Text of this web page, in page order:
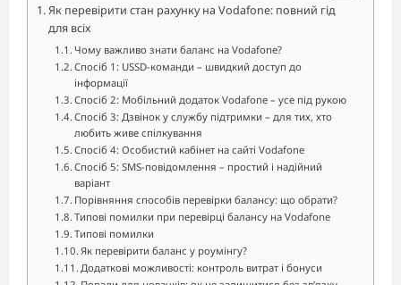
Як перевірити стан рахунку на Vodafone: повний гід
для всіх
Чому важливо знати баланс на Vodafone?
Спосіб 1: USSD-команди – швидкий доступ до
інформації
Спосіб 2: Мобільний додаток Vodafone – усе під рукою
Спосіб 3: Дзвінок у службу підтримки – для тих, хто
любить живе спілкування
Спосіб 4: Особистий кабінет на сайті Vodafone
Спосіб 5: SMS-повідомлення – простий і надійний
варіант
Порівняння способів перевірки балансу: що обрати?
Типові помилки при перевірці балансу на Vodafone
Типові помилки
Як перевірити баланс у роумінгу?
Додаткові можливості: контроль витрат і бонуси